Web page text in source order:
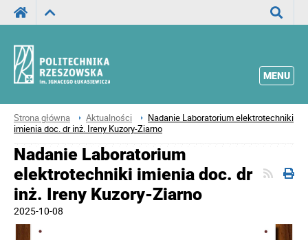
MENU
Strona główna Aktualności
Nadanie Laboratorium elektrotechniki
imienia doc. dr inż. Ireny Kuzory-Ziarno
Nadanie Laboratorium
elektrotechniki imienia doc. dr
inż. Ireny Kuzory-Ziarno
2025-10-08